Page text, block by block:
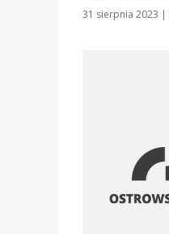
31 sierpnia 2023 |